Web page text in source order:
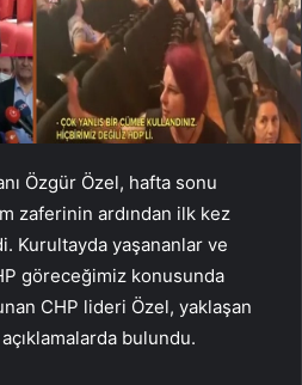
Özgür Özel, hafta sonu
zaferinin ardından ilk kez
Kurultayda yaşananlar ve
göreceğimiz konusunda
CHP lideri Özel, yaklaşan
bulundu.